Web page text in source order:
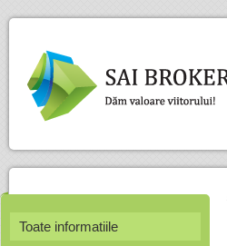
Toate informatiile